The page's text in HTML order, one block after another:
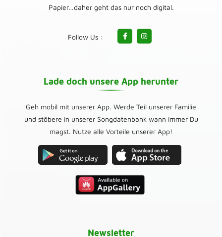
Papier…daher geht das nur noch digital.
Follow Us :
Lade doch unsere App herunter
Geh mobil mit unserer App. Werde Teil unserer Familie
und stöbere in unserer Songdatenbank wann immer Du
magst. Nutze alle Vorteile unserer App!
Newsletter